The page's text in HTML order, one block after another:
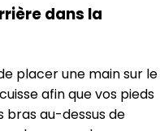
dans la
placer une main sur le
afin que vos pieds
bras au-dessus de